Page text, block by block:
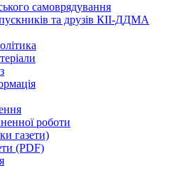
самоврядування
та друзів КІІ-ДДМА
роботи
газети)
(PDF)